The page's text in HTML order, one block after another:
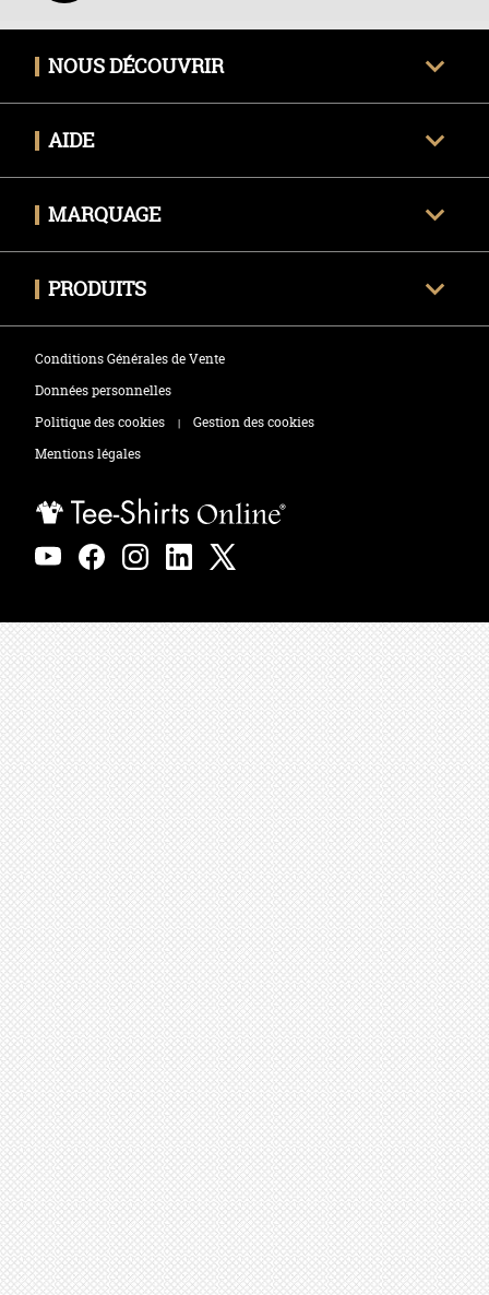
NOUS DÉCOUVRIR
Nous contacter
AIDE
Politique des retours
MARQUAGE
Zones de marquage
PRODUITS
Polos
Sweats
Conditions Générales de Vente
Données personnelles
Politique des cookies
|
Gestion des cookies
Mentions légales